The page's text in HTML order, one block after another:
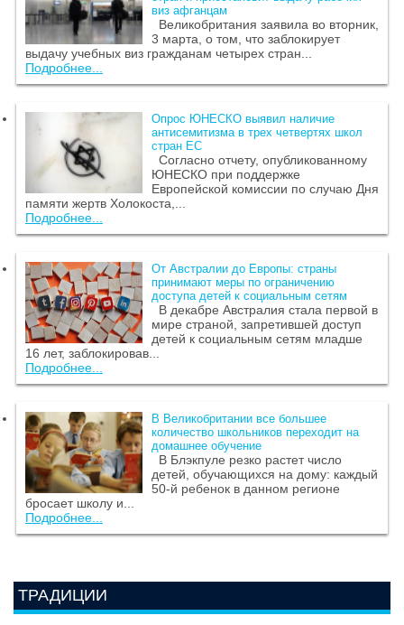
виз афганцам
Великобритания заявила во вторник,
3 марта, о том, что заблокирует
выдачу учебных виз гражданам четырех стран...
Подробнее...
Опрос ЮНЕСКО выявил наличие
антисемитизма в трех четвертях школ
стран ЕС
Согласно отчету, опубликованному
ЮНЕСКО при поддержке
Европейской комиссии по случаю Дня
памяти жертв Холокоста,...
Подробнее...
От Австралии до Европы: страны
принимают меры по ограничению
доступа детей к социальным сетям
В декабре Австралия стала первой в
мире страной, запретившей доступ
детей к социальным сетям младше
16 лет, заблокировав...
Подробнее...
В Великобритании все большее
количество школьников переходит на
домашнее обучение
В Блэкпуле резко растет число
детей, обучающихся на дому: каждый
50-й ребенок в данном регионе
бросает школу и...
Подробнее...
ТРАДИЦИИ